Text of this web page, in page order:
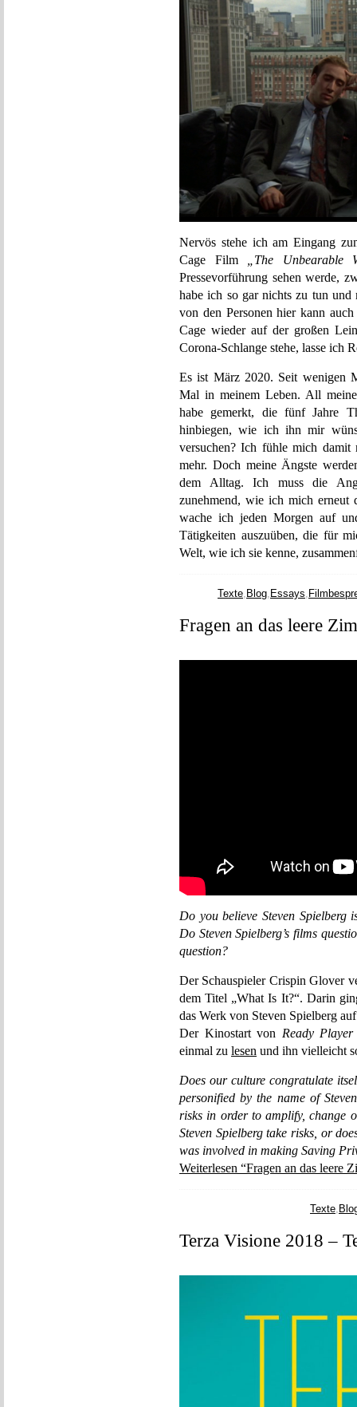
Nervös stehe ich am Eingang
Cage Film
„The Unbearable
Pressevorführung sehen werde,
habe ich so gar nichts zu tun
von den Personen hier kann
Cage wieder auf der großen
Corona-Schlange stehe, lasse ich
Es ist März 2020. Seit wenigen
Mal in meinem Leben. All
habe gemerkt, die fünf Jahre
hinbiegen, wie ich ihn mir
versuchen? Ich fühle mich
mehr. Doch meine Ängste
dem Alltag. Ich muss die
zunehmend, wie ich mich erneut
wache ich jeden Morgen auf
Tätigkeiten auszuüben, die für
Welt, wie ich sie kenne,
Texte, Blog, Essays,
Fragen an das leere
Do you believe Steven
Do Steven Spielberg’s films
question?
Der Schauspieler Crispin Glover
dem Titel „What Is It?“. Darin
das Werk von Steven Spielberg
Der Kinostart von Ready
einmal zu lesen und ihn vielleicht
Does our culture congratulate
personified by the name of
risks in order to amplify, change
Steven Spielberg take risks, or
was involved in making Saving
Weiterlesen “Fragen an das leere
Texte,
Terza Visione 2018 –